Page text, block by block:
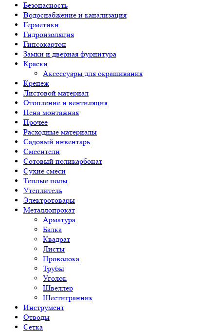
Безопасность
Водоснабжение и канализация
Герметики
Гидроизоляция
Гипсокартон
Замки и дверная фурнитура
Краски
Аксессуары для окрашивания
Крепеж
Листовой материал
Отопление и вентиляция
Пена монтажная
Прочее
Расходные материалы
Садовый инвентарь
Смесители
Сотовый поликарбонат
Сухие смеси
Теплые полы
Утеплитель
Электротовары
Металлопрокат
Арматура
Балка
Квадрат
Листы
Проволока
Трубы
Уголок
Швеллер
Шестигранник
Инструмент
Отводы
Сетка